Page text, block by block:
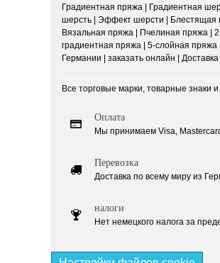
Градиентная пряжа | Градиентная
шерсть | Эффект шерсти | Блестящая
Вязальная пряжа | Пчелиная пряжа |
градиентная пряжа | 5-слойная
Германии | заказать онлайн |
Все торговые марки, товарные знаки
Оплата
Мы принимаем Visa,
Перевозка
Доставка по всему миру из
налоги
Нет немецкого налога за